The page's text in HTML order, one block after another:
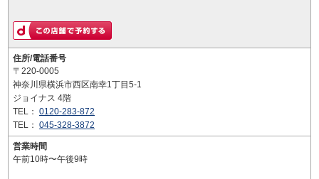
住所/電話番号
〒220-0005
神奈川県横浜市西区南幸1丁目5-1
ジョイナス 4階
TEL： 0120-283-872
TEL： 045-328-3872
営業時間
午前10時〜午後9時